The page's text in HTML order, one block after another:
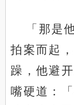
「那是
拍案而起
躁，他避
嘴硬道：